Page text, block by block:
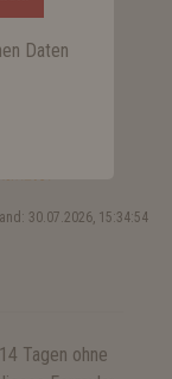
30.07.2026, 15:34:54
Tagen ohne
Daten